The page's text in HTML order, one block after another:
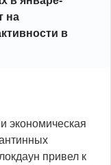
на
в
экономическая
привел к